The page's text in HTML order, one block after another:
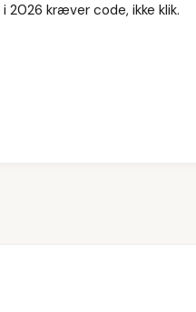
kræver code, ikke klik.